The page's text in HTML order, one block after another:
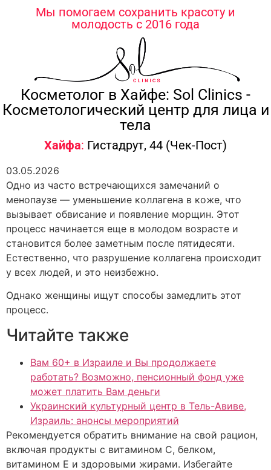
содержимомуМы помогаем сохранить красоту и
молодость с 2016 года
Косметолог в Хайфе: Sol Clinics -
Косметологический центр для лица и
тела
Хайфа: Гистадрут, 44 (Чек-Пост)
03.05.2026
Одно из часто встречающихся замечаний о
менопаузе — уменьшение коллагена в коже, что
вызывает обвисание и появление морщин. Этот
процесс начинается еще в молодом возрасте и
становится более заметным после пятидесяти.
Естественно, что разрушение коллагена происходит
у всех людей, и это неизбежно.
Однако женщины ищут способы замедлить этот
процесс.
Читайте также
Вам 60+ в Израиле и Вы продолжаете
работать? Возможно, пенсионный фонд уже
может платить Вам деньги
Украинский культурный центр в Тель-Авиве,
Израиль: анонсы мероприятий
Рекомендуется обратить внимание на свой рацион,
включая продукты с витамином C, белком,
витамином E и здоровыми жирами. Избегайте